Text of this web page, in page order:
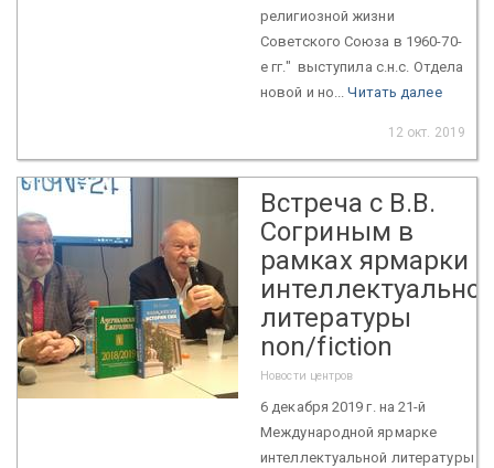
религиозной жизни
Советского Союза в 1960-70-
е гг." выступила с.н.с. Отдела
новой и но...Читать далее
12 окт. 2019
Встреча с В.В.
Согриным в
рамках ярмарки
литературы
non/fiction
Новости центров
6 декабря 2019 г. на 21-й
Международной ярмарке
интеллектуальной литературы